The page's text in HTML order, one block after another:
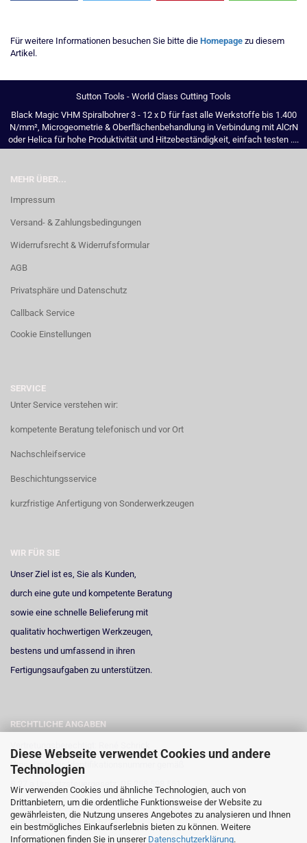
Diese Webseite verwendet Cookies und andere
Technologien
Wir verwenden Cookies und ähnliche Technologien, auch von
Drittanbietern, um die ordentliche Funktionsweise der Website zu
gewährleisten, die Nutzung unseres Angebotes zu analysieren und Ihnen
ein bestmögliches Einkaufserlebnis bieten zu können. Weitere
Informationen finden Sie in unserer Datenschutzerklärung.
Für weitere Informationen besuchen Sie bitte die Homepage zu diesem
Artikel.
Sutton Tools - World Class Cutting Tools
Black Magic VHM Spiralbohrer 3 - 12 x D für fast alle Werkstoffe bis 1.400
N/mm², Microgeometrie & Oberflächenbehandlung in Verbindung mit AlCrN
oder Helica für hohe Produktivität und Hitzebeständigkeit, einfach testen ....
MEHR ÜBER...
Impressum
Versand- & Zahlungsbedingungen
Widerrufsrecht & Widerrufsformular
AGB
Privatsphäre und Datenschutz
Callback Service
Cookie Einstellungen
SERVICE
Unter Service verstehen wir:
kompetente Beratung telefonisch und vor Ort
Nachschleifservice
Beschichtungsservice
kurzfristige Anfertigung von Sonderwerkzeugen
WIR FÜR SIE
Unser Ziel ist es, Sie als Kunden,
durch eine gute und kompetente Beratung
sowie eine schnelle Belieferung mit
qualitativ hochwertigen Werkzeugen,
bestens und umfassend in ihren
Fertigungsaufgaben zu unterstützen.
RECHTLICHE ANGABEN
Umsatzsteuer-Identifikationsnummer gemäß
§ 27 a Umsatzsteuergesetz: DE 258 598 551
Registergericht: Amtsgericht Neuss
Registernummer: HRA 6723